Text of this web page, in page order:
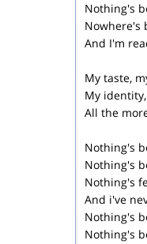
Nothing's
Nowhere's
And I'm
My taste,
My
All the
Nothing's
Nothing's
Nothing's
And i've
Nothing's
Nothing's